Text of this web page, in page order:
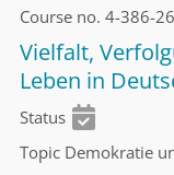
Course no. 4-386-26
Vielfalt,
Leben in
Status
Topic Demokratie